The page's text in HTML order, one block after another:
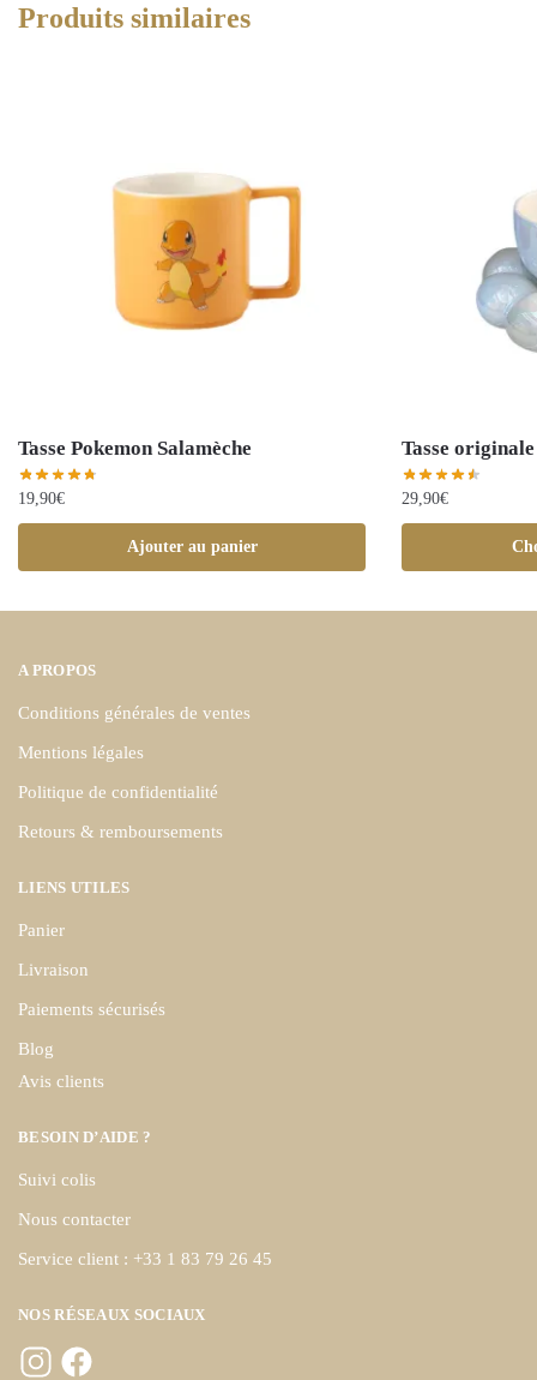
Produits similaires
Tasse Pokemon Salamèche
19,90€
Ajouter au panier
Tasse
29,90€
A PROPOS
Conditions générales de ventes
Mentions légales
Politique de confidentialité
Retours & remboursements
LIENS UTILES
Panier
Livraison
Paiements sécurisés
Blog
Avis clients
BESOIN D’AIDE ?
Suivi colis
Nous contacter
Service client : +33 1 83 79 26 45
NOS RÉSEAUX SOCIAUX